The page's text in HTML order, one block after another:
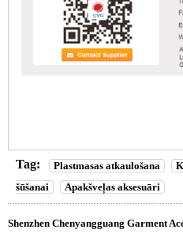
Tag: Plastmasas atkaulošana
šūšanai
Apakšveļas aksesuāri
Shenzhen Chenyangguang Garment